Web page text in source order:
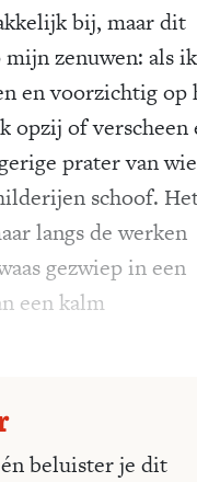
bij, maar dit
zenuwen: als
en voorzichtig op
opzij of verscheen
prater van
schoof.
langs de werken
gezwiep in een
een kalm
beluister je dit